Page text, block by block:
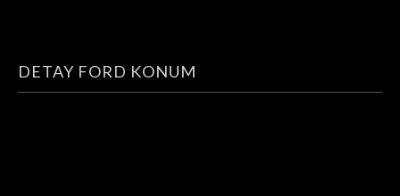
DETAY FORD KONUM